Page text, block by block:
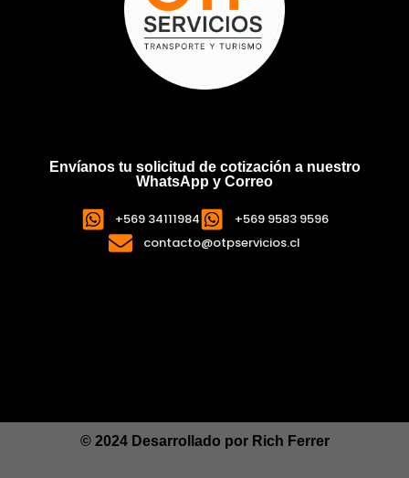
Envíanos tu solicitud de cotización a nuestro
WhatsApp y Correo
+569 34111984
+569 9583 9596
contacto@otpservicios.cl
© 2024 Desarrollado por Rich Ferrer